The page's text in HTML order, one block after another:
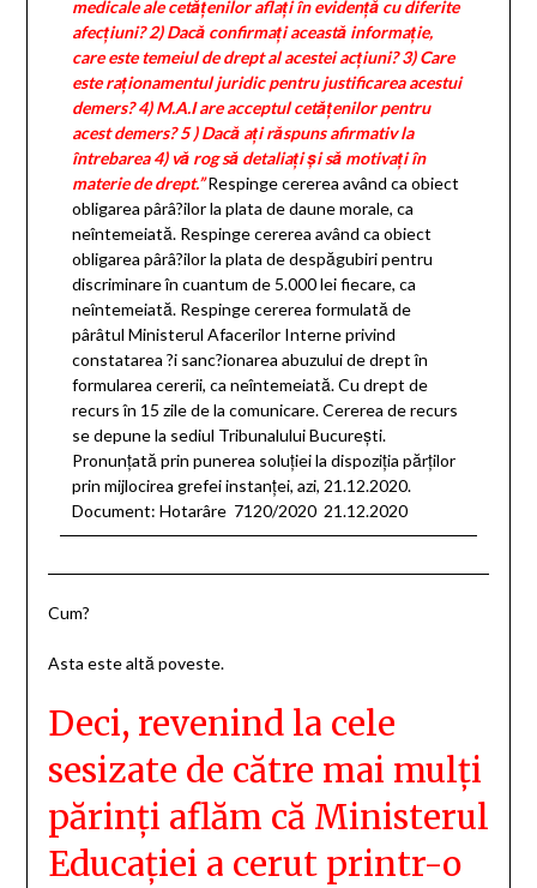
medicale ale cetăţenilor aflaţi în evidenţă cu diferite
afecţiuni?2) Dacă confirmaţi această informaţie,
care este temeiul de drept al acestei acţiuni?3) Care
este raţionamentul juridic pentru justificarea acestui
demers?4) M.A.I are acceptul cetăţenilor pentru
acest demers?5 ) Dacă aţi răspuns afirmativ la
întrebarea 4) vă rog să detaliaţi şi să motivaţi în
materie de drept.”Respinge cererea având ca obiect
obligarea pârâ?ilor la plata de daune morale, ca
neîntemeiată. Respinge cererea având ca obiect
obligarea pârâ?ilor la plata de despăgubiri pentru
discriminare în cuantum de 5.000 lei fiecare, ca
neîntemeiată. Respinge cererea formulată de
pârâtul Ministerul Afacerilor Interne privind
constatarea ?i sanc?ionarea abuzului de drept în
formularea cererii, ca neîntemeiată. Cu drept de
recurs în 15 zile de la comunicare. Cererea de recurs
se depune la sediul Tribunalului Bucureşti.
Pronunţată prin punerea soluţiei la dispoziţia părţilor
prin mijlocirea grefei instanţei, azi, 21.12.2020.
Document: Hotarâre 7120/2020 21.12.2020
Cum?
Asta este altă poveste.
Deci, revenind la cele
sesizate de către mai mulți
părinți aflăm că Ministerul
Educației a cerut printr-o